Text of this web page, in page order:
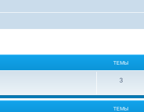
ТЕМЫ
3
ТЕМЫ